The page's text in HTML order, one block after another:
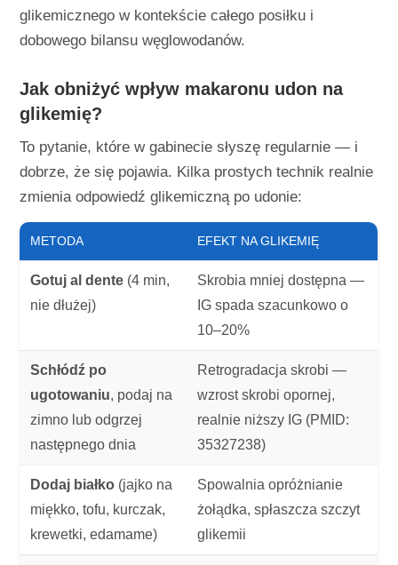
glikemicznego w kontekście całego posiłku i
dobowego bilansu węglowodanów.
Jak obniżyć wpływ makaronu udon na
glikemię?
To pytanie, które w gabinecie słyszę regularnie — i
dobrze, że się pojawia. Kilka prostych technik realnie
zmienia odpowiedź glikemiczną po udonie:
METODA EFEKT NA GLIKEMIĘ
Gotuj al dente (4 min,
nie dłużej)
Skrobia mniej dostępna —
IG spada szacunkowo o
10–20%
Schłódź po
ugotowaniu, podaj na
zimno lub odgrzej
następnego dnia
Retrogradacja skrobi —
wzrost skrobi opornej,
realnie niższy IG (PMID:
35327238)
Dodaj białko (jajko na
miękko, tofu, kurczak,
krewetki, edamame)
Spowalnia opróżnianie
żołądka, spłaszcza szczyt
glikemii